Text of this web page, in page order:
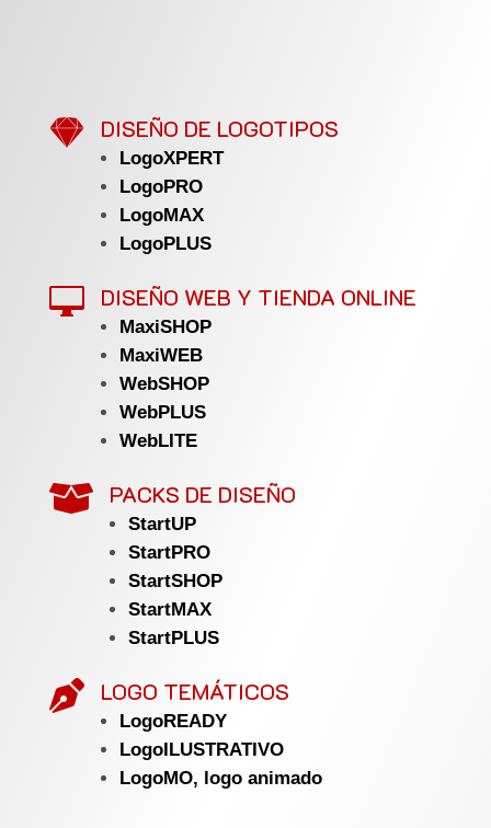
 DISEÑO DE LOGOTIPOS
LogoXPERT
LogoPRO
LogoMAX
LogoPLUS
 DISEÑO WEB Y TIENDA ONLINE
MaxiSHOP
MaxiWEB
WebSHOP
WebPLUS
WebLITE
 PACKS DE DISEÑO
StartUP
StartPRO
StartSHOP
StartMAX
StartPLUS
 LOGO TEMÁTICOS
LogoREADY
LogoILUSTRATIVO
LogoMO, logo animado